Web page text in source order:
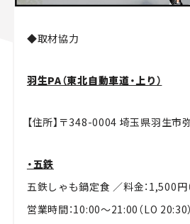
◆取材協力
羽生PA（東北自動車道・上り）
【住所】〒348-0004 埼玉県羽生市
・五鉄
五鉄しゃも鍋定食 ／料金：1,500円
営業時間：10:00～21:00（LO 20:30）